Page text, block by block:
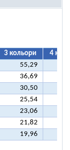
3 кольори
4
55,29
36,69
30,50
25,54
23,06
21,82
19,96